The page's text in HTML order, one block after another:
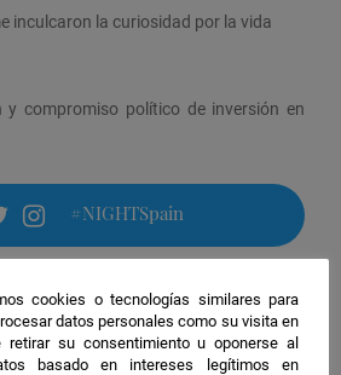
inculcaron la curiosidad por la vida
y compromiso político de inversión en
#NIGHTSpain
cookies o tecnologías similares para
datos personales como su visita en
su consentimiento u oponerse al
basado en intereses legítimos en